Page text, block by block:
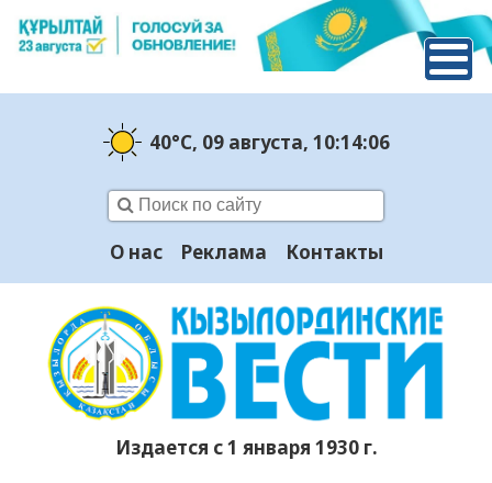
40°C, 09 августа, 10:14:07
О нас Реклама Контакты
Издается с 1 января 1930 г.